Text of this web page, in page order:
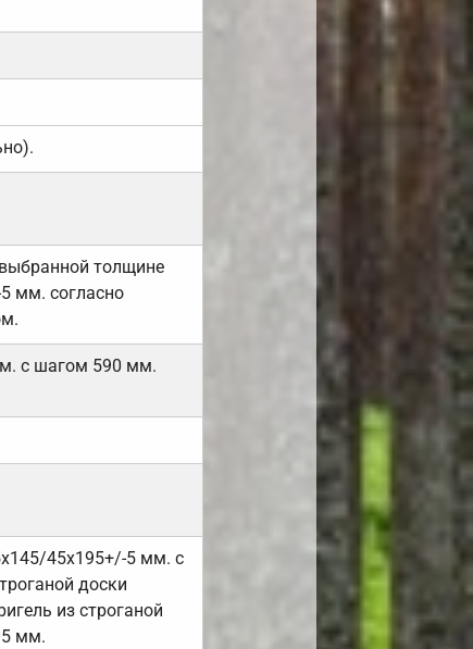
толщине
мм. согласно
с шагом 590 мм.
45х195+/-5 мм. с
доски
из строганой
мм.